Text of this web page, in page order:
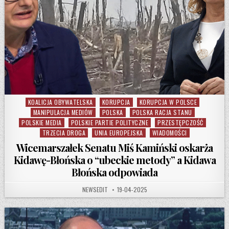
Posted in
KOALICJA OBYWATELSKA KORUPCJA
KORUPCJA W POLSCE
MANIPULACJA MEDIÓW
POLSKA
POLSKA RACJA STANU
POLSKIE MEDIA
POLSKIE PARTIE POLITYCZNE
PRZESTĘPCZOŚĆ
TRZECIA DROGA
UNIA EUROPEJSKA WIADOMOŚCI
Wicemarszałek Senatu Miś Kamiński oskarża
Kidawę-Błońska o “ubeckie metody” a Kidawa
Błońska odpowiada
AUTHOR:
NEWSEDIT PUBLISHED DATE:
19-04-2025